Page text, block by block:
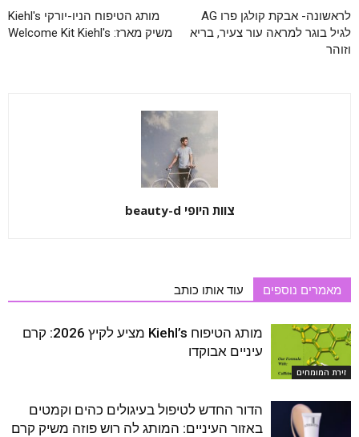
לראשונה- אבקת קולגן פרו AG
לגיל בוגר למראה עור צעיר, בריא
וזוהר
מותג הטיפוח הניו-יורקי Kiehl's
משיק מארז: Welcome Kit Kiehl's
צוות היופי beauty-d
מאמרים נוספים עוד אותו כותב
זירת המומחים
מותג הטיפוח Kiehl’s מציע לקיץ 2026: קרם
עיניים אבוקדו
הדור החדש לטיפול בעיגולים כהים וקמטים
באזור העיניים: המותג לה רוש פוזה משיק קרם